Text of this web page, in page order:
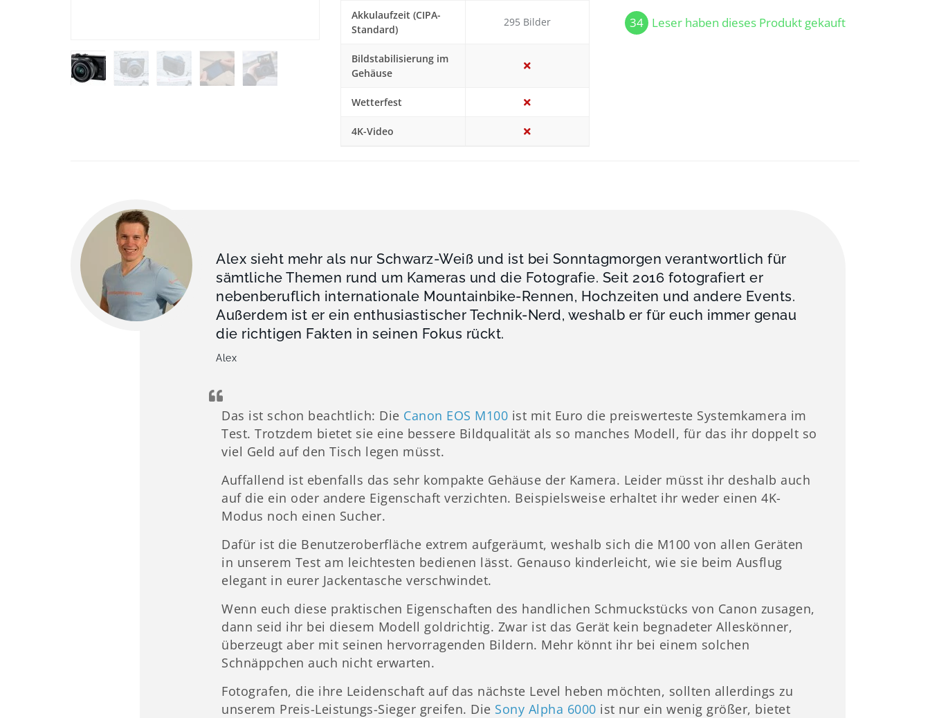
34 Leser haben dieses Produkt gekauft
Akkulaufzeit (CIPA-
Standard)
295 Bilder
Bildstabilisierung im
Gehäuse
Wetterfest
4K-Video
Alex sieht mehr als nur Schwarz-Weiß und ist bei Sonntagmorgen verantwortlich für
sämtliche Themen rund um Kameras und die Fotografie. Seit 2016 fotografiert er
nebenberuflich internationale Mountainbike-Rennen, Hochzeiten und andere Events.
Außerdem ist er ein enthusiastischer Technik-Nerd, weshalb er für euch immer genau
die richtigen Fakten in seinen Fokus rückt.
Alex
Das ist schon beachtlich: Die Canon EOS M100 ist mit Euro die preiswerteste Systemkamera im
Test. Trotzdem bietet sie eine bessere Bildqualität als so manches Modell, für das ihr doppelt so
viel Geld auf den Tisch legen müsst.
Auffallend ist ebenfalls das sehr kompakte Gehäuse der Kamera. Leider müsst ihr deshalb auch
auf die ein oder andere Eigenschaft verzichten. Beispielsweise erhaltet ihr weder einen 4K-
Modus noch einen Sucher.
Dafür ist die Benutzeroberfläche extrem aufgeräumt, weshalb sich die M100 von allen Geräten
in unserem Test am leichtesten bedienen lässt. Genauso kinderleicht, wie sie beim Ausflug
elegant in eurer Jackentasche verschwindet.
Wenn euch diese praktischen Eigenschaften des handlichen Schmuckstücks von Canon zusagen,
dann seid ihr bei diesem Modell goldrichtig. Zwar ist das Gerät kein begnadeter Alleskönner,
überzeugt aber mit seinen hervorragenden Bildern. Mehr könnt ihr bei einem solchen
Schnäppchen auch nicht erwarten.
Fotografen, die ihre Leidenschaft auf das nächste Level heben möchten, sollten allerdings zu
unserem Preis-Leistungs-Sieger greifen. Die Sony Alpha 6000 ist nur ein wenig größer, bietet